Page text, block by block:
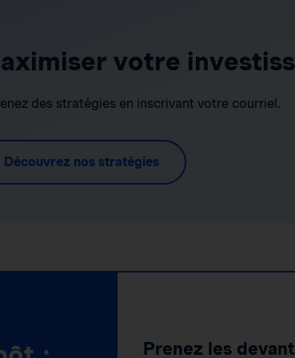
votre
des stratégies en inscrivant votre courriel.
Découvrez nos stratégies
Prenez les